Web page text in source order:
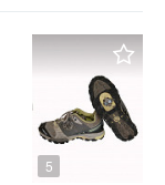
5